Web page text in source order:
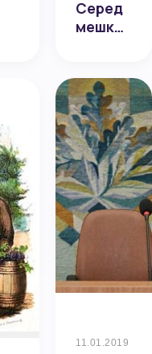
Серед
виборах
лідирує
11.01.2019